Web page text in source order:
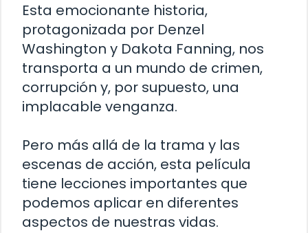
Esta emocionante historia,
protagonizada por Denzel
Washington y Dakota Fanning, nos
transporta a un mundo de crimen,
corrupción y, por supuesto, una
implacable venganza.
Pero más allá de la trama y las
escenas de acción, esta película
tiene lecciones importantes que
podemos aplicar en diferentes
aspectos de nuestras vidas.